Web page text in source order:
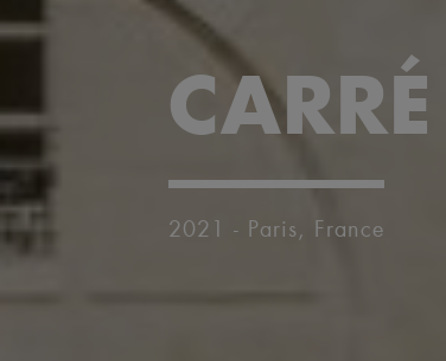
2021 - Paris, France